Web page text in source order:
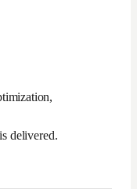
delivered.